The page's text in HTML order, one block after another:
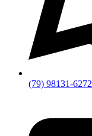
(79) 98131-6272